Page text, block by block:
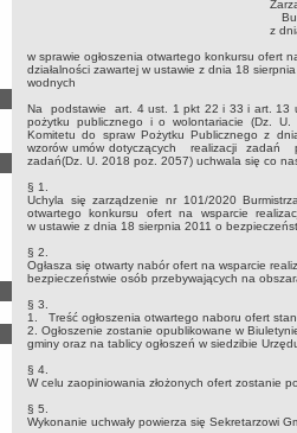
Zarządzenie nr 109/2020Burmistrza
zakresu działalności zawartej w ustawie
z
w sprawie ogłoszenia otwartego konkursu ofert
działalności zawartej w ustawie z dnia 18
wodnych
Na podstawie art. 4 ust. 1 pkt 22 i 33 i art.
pożytku publicznego i o wolontariacie (Dz.
Komitetu do spraw Pożytku Publicznego z
wzorów umów dotyczących realizacji
zadań(Dz. U. 2018 poz. 2057) uchwala się co
§ 1.
Uchyla się zarządzenie nr 101/2020
otwartego konkursu ofert na wsparcie
w ustawie z dnia 18 sierpnia 2011 o
§ 2.
Ogłasza się otwarty nabór ofert na wsparcie
bezpieczeństwie osób przebywających na
§ 3.
1. Treść ogłoszenia otwartego naboru ofert
2. Ogłoszenie zostanie opublikowane w
gminy oraz na tablicy ogłoszeń w siedzibie
§ 4.
W celu zaopiniowania złożonych ofert zostanie
§ 5.
Wykonanie uchwały powierza się Sekretarzowi